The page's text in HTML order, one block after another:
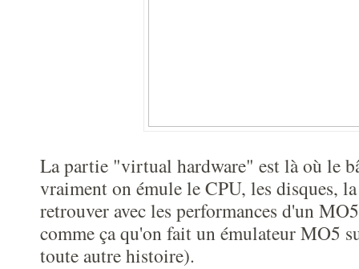
La partie "virtual hardware" est là où le
vraiment on émule le CPU, les disques,
retrouver avec les performances d'un
comme ça qu'on fait un émulateur MO5
toute autre histoire).